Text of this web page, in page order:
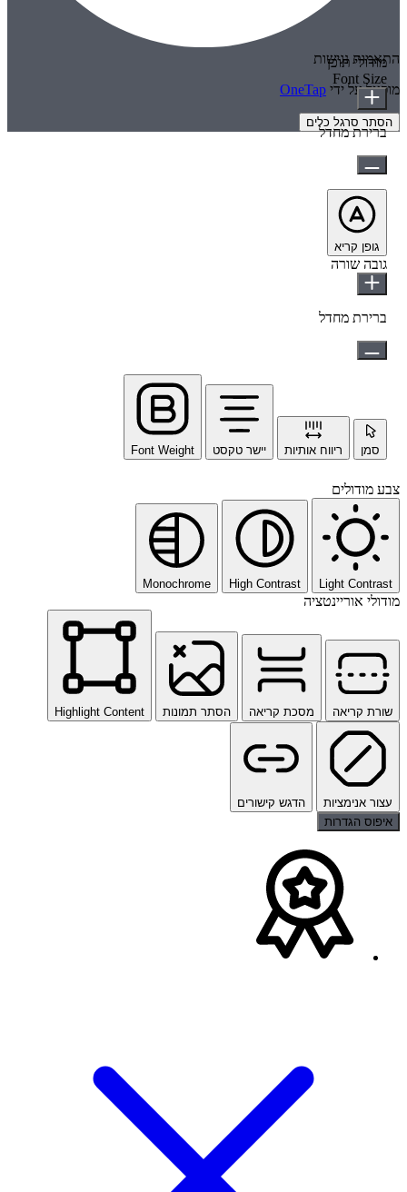
התאמות נגישות
מופעל על ידי OneTap
הסתר סרגל כלים
מודולי תוכן
Font Size
ברירת מחדל
גופן קריא
גובה שורה
ברירת מחדל
סמן ריווח אותיות יישר טקסט Font Weight
צבע מודולים
Light Contrast
High Contrast
Monochrome
מודולי אוריינטציה
שורת קריאה מסכת קריאה הסתר תמונות Highlight Content
עצור אנימציות
הדגש קישורים
איפוס הגדרות